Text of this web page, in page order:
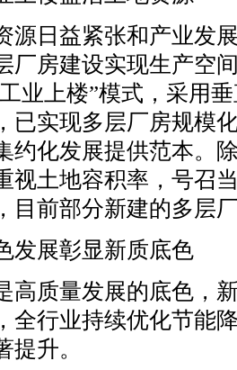
日益紧张和产业发展
厂房建设实现生产空
业上楼”模式，采用
已实现‌多层厂房‌规模
约化发展提供范本。
视土地容积率，号召
目前部分新建的多层
展彰显新质底色
质量发展的底色，新
全行业持续优化节能
提升。